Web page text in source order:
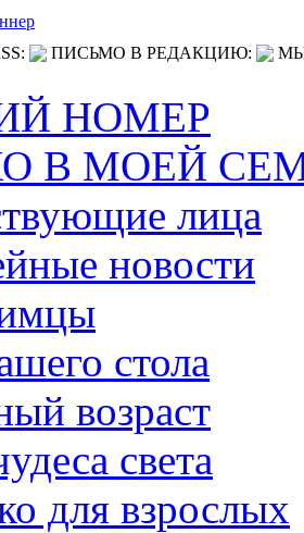
ПИСЬМО В РЕДАКЦИЮ:
НОМЕР
В МОЕЙ
лица
новости
стола
возраст
света
для взрослых